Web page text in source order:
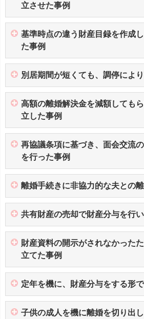
立させた事例
基準時点の違う財産目録を作成
た事例
別居期間が短くても、調停によ
高額の離婚解決金を減額しても
立した事例
再協議条項に基づき、面会交流
を行った事例
離婚手続きに非協力的な夫との
共有財産の売却で財産分与を行
財産資料の開示がされなかった
立てた事例
定年を機に、財産分与をする形
子供の成人を機に離婚を切り出